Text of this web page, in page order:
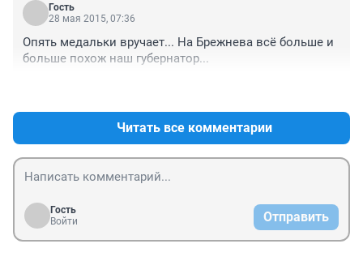
Гость
28 мая 2015, 07:36
Опять медальки вручает... На Брежнева всё больше и
больше похож наш губернатор...
Читать все комментарии
Гость
Войти
Отправить